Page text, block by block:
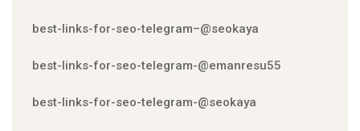
best-links-for-seo-telegram–@seokaya
best-links-for-seo-telegram-@emanresu55
best-links-for-seo-telegram-@seokaya